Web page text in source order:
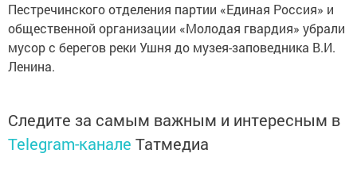
Пестречинского отделения партии «Единая Россия» и
общественной организации «Молодая гвардия» убрали
мусор с берегов реки Ушня до музея-заповедника В.И.
Ленина.
Следите за самым важным и интересным в
Telegram-канале Татмедиа